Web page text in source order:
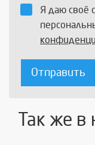
Я даю своё
Отправить
Так же в